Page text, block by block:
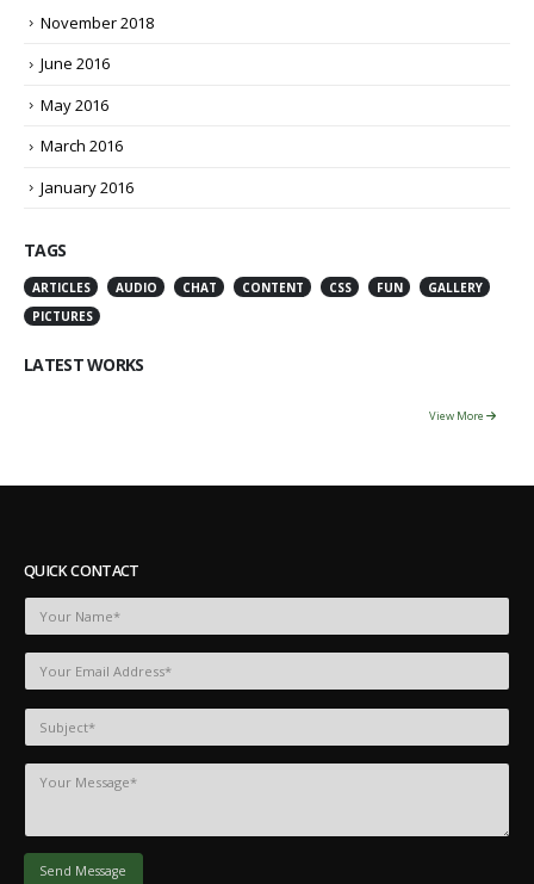
November 2018
June 2016
May 2016
March 2016
January 2016
TAGS
ARTICLES AUDIO CHAT CONTENT CSS FUN
GALLERY
PICTURES
LATEST WORKS
View More
QUICK CONTACT